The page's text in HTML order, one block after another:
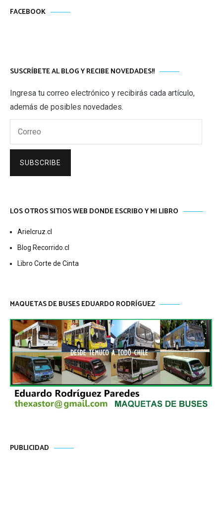
FACEBOOK
SUSCRÍBETE AL BLOG Y RECIBE NOVEDADES!!
Ingresa tu correo electrónico y recibirás cada artículo,
además de posibles novedades.
SUBSCRIBE
LOS OTROS SITIOS WEB DONDE ESCRIBO Y MI LIBRO
Arielcruz.cl
Blog Recorrido.cl
Libro Corte de Cinta
MAQUETAS DE BUSES EDUARDO RODRÍGUEZ
PUBLICIDAD